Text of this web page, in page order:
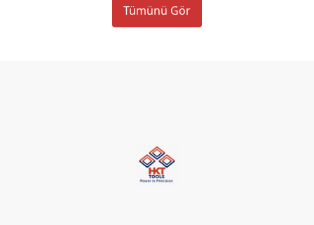
Tümünü Gör